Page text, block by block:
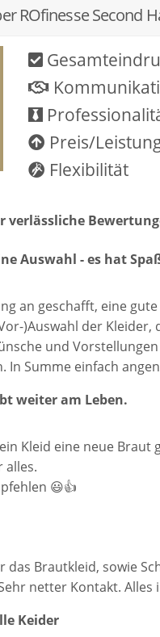
ROfinesse Second
Preis/
Flexibilität
verlässliche
Auswahl - es hat
an geschafft, eine
)Auswahl der
und
In Summe einfach
weiter am Leben.
Kleid eine neue Braut
alles.
😃👍
das Brautkleid, sowie
netter Kontakt.
Keider